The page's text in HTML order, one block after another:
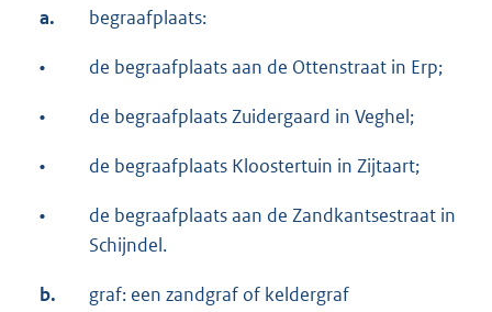
a. begraafplaats:
• de begraafplaats aan de Ottenstraat in Erp;
• de begraafplaats Zuidergaard in Veghel;
• de begraafplaats Kloostertuin in Zijtaart;
•
de begraafplaats aan de Zandkantsestraat in
Schijndel.
b. graf: een zandgraf of keldergraf